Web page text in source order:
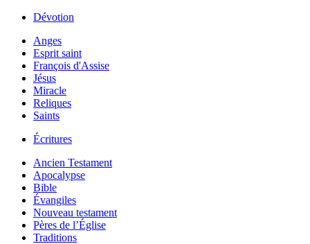
Dévotion
Anges
Esprit saint
François d'Assise
Jésus
Miracle
Reliques
Saints
Écritures
Ancien Testament
Apocalypse
Bible
Évangiles
Nouveau testament
Pères de l’Église
Traditions